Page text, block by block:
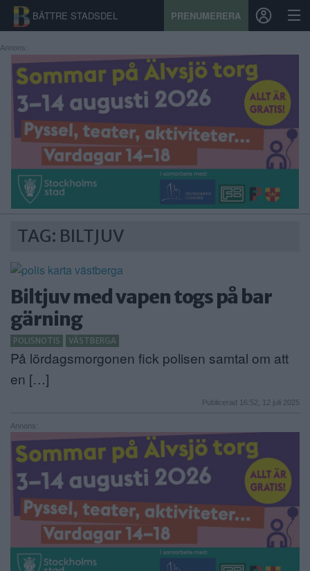
BÄTTRE STADSDEL PRENUMERERA
START
STADSDEL
PRENUMERATION
SPORT
ÅSIKTER
KALENDER
KONTAKT
SAMARBETEN
ANNONSERA
NÄRINGSLIV
MER
Annons:
TAG: BILTJUV
Biltjuv med vapen togs på bar
gärning
POLISNOTIS VÄSTBERGA
På lördagsmorgonen fick polisen samtal om att
en […]
Publicerad 16:52, 12 juli 2025
Annons: